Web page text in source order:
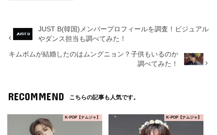
JUST B(韓国)メンバープロフィールを調査！ビジュアル
やダンス担当も調べてみた！
キムボムが結婚したのはムングニョン？子供もいるのか
調べてみた！
RECOMMEND こちらの記事も人気です。
K-POP【ナムジャ】 K-POP【ナムジャ】